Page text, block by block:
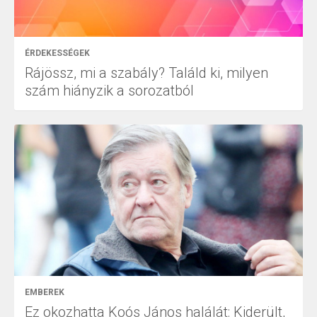
ÉRDEKESSÉGEK
Rájössz, mi a szabály? Találd ki, milyen
szám hiányzik a sorozatból
EMBEREK
Ez okozhatta Koós János halálát: Kiderült,